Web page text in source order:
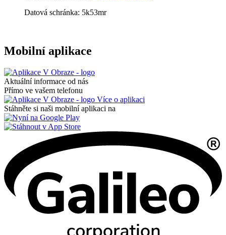
Datová schránka: 5k53mr
Mobilní aplikace
Aktuální informace od nás
Přímo ve vašem telefonu
Více o aplikaci
Stáhněte si naši mobilní aplikaci na